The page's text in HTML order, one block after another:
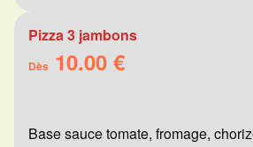
Pizza 3 jambons
Dès 10.00 €
Base sauce tomate, fromage,